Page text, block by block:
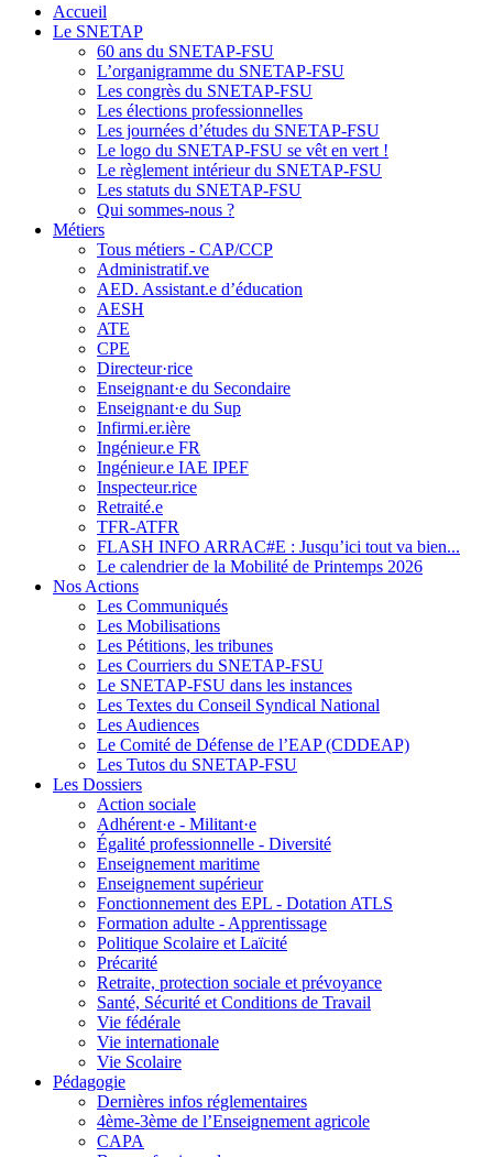
Accueil
Le SNETAP
60 ans du SNETAP-FSU
L’organigramme du SNETAP-FSU
Les congrès du SNETAP-FSU
Les élections professionnelles
Les journées d’études du SNETAP-FSU
Le logo du SNETAP-FSU se vêt en vert !
Le règlement intérieur du SNETAP-FSU
Les statuts du SNETAP-FSU
Qui sommes-nous ?
Métiers
Tous métiers - CAP/CCP
Administratif.ve
AED. Assistant.e d’éducation
AESH
ATE
CPE
Directeur·rice
Enseignant·e du Secondaire
Enseignant·e du Sup
Infirmi.er.ière
Ingénieur.e FR
Ingénieur.e IAE IPEF
Inspecteur.rice
Retraité.e
TFR-ATFR
FLASH INFO ARRAC#E : Jusqu’ici tout va bien...
Le calendrier de la Mobilité de Printemps 2026
Nos Actions
Les Communiqués
Les Mobilisations
Les Pétitions, les tribunes
Les Courriers du SNETAP-FSU
Le SNETAP-FSU dans les instances
Les Textes du Conseil Syndical National
Les Audiences
Le Comité de Défense de l’EAP (CDDEAP)
Les Tutos du SNETAP-FSU
Les Dossiers
Action sociale
Adhérent·e - Militant·e
Égalité professionnelle - Diversité
Enseignement maritime
Enseignement supérieur
Fonctionnement des EPL - Dotation ATLS
Formation adulte - Apprentissage
Politique Scolaire et Laïcité
Précarité
Retraite, protection sociale et prévoyance
Santé, Sécurité et Conditions de Travail
Vie fédérale
Vie internationale
Vie Scolaire
Pédagogie
Dernières infos réglementaires
4ème-3ème de l’Enseignement agricole
CAPA